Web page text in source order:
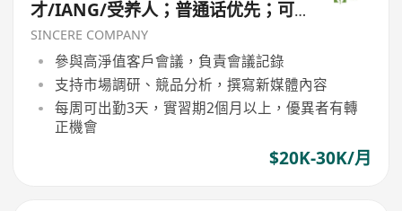
才/IANG/受养人；普通话优先；可
转正/续签）
SINCERE COMPANY
參與高淨值客戶會議，負責會議記錄
支持市場調研、競品分析，撰寫新媒體內容
每周可出勤3天，實習期2個月以上，優異者有轉
正機會
$20K-30K/月